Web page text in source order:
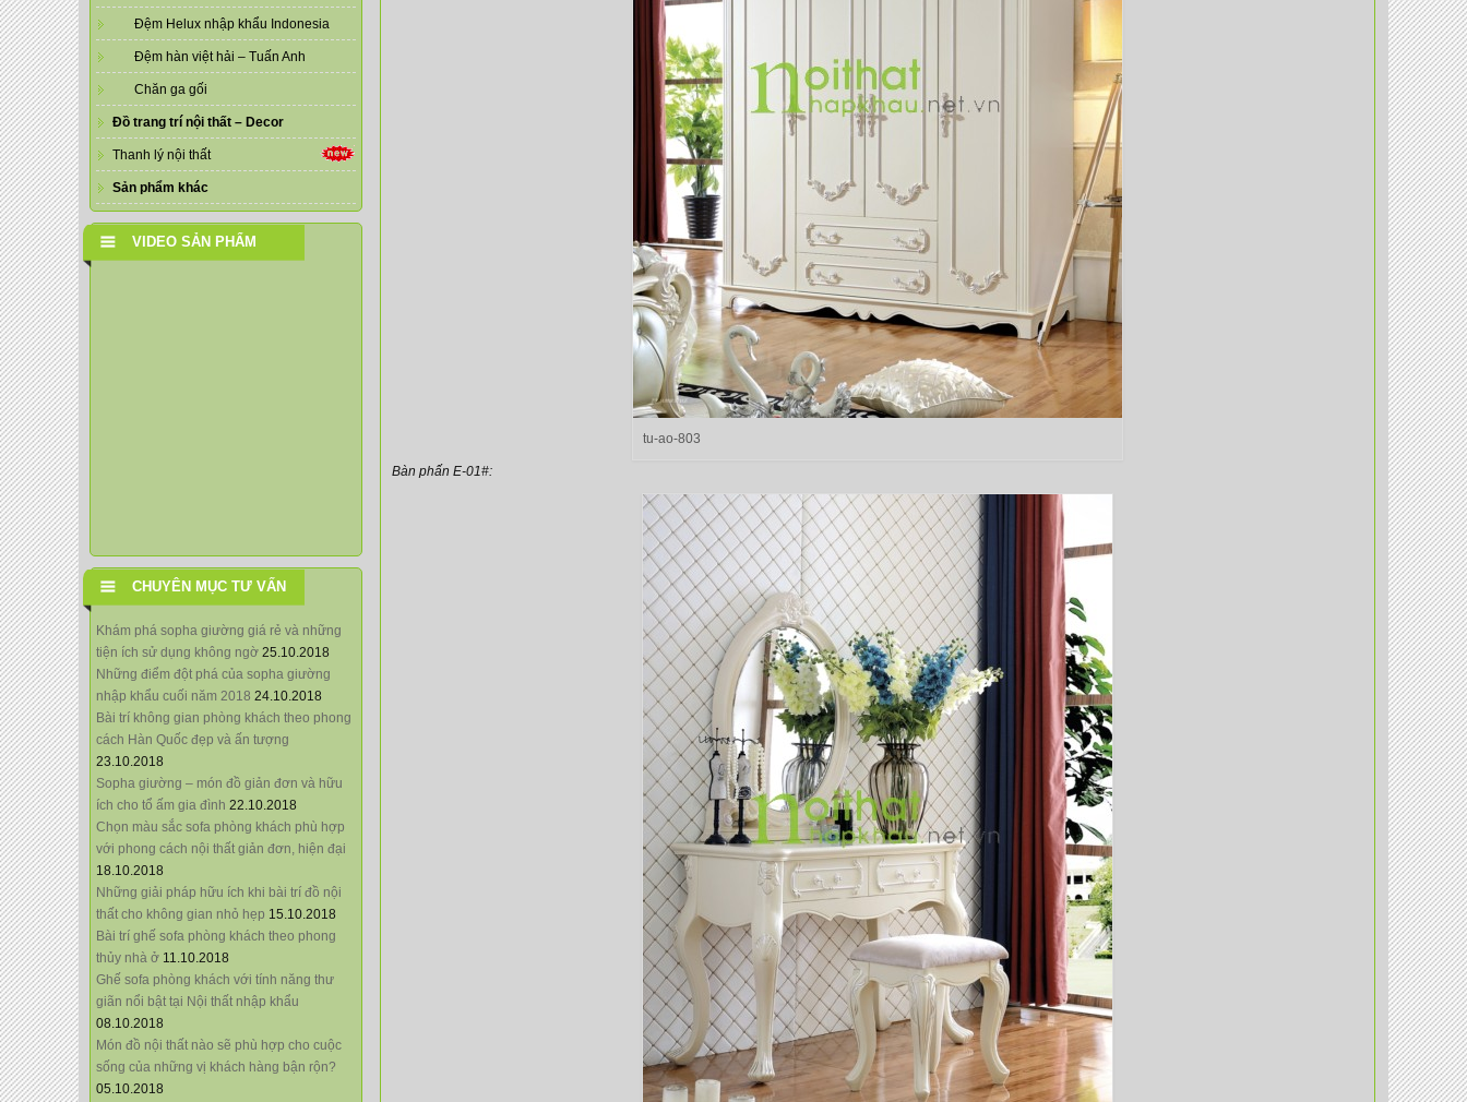
Đệm Helux nhập khẩu Indonesia
Đệm hàn việt hải – Tuấn Anh
Chăn ga gối
Đồ trang trí nội thất – Decor
Thanh lý nội thất
Sản phẩm khác
VIDEO SẢN PHẨM
CHUYÊN MỤC TƯ VẤN
Khám phá sopha giường giá rẻ và những
tiện ích sử dụng không ngờ 25.10.2018
Những điểm đột phá của sopha giường
nhập khẩu cuối năm 2018 24.10.2018
Bài trí không gian phòng khách theo phong
cách Hàn Quốc đẹp và ấn tượng
23.10.2018
Sopha giường – món đồ giản đơn và hữu
ích cho tổ ấm gia đình 22.10.2018
Chọn màu sắc sofa phòng khách phù hợp
với phong cách nội thất giản đơn, hiện đại
18.10.2018
Những giải pháp hữu ích khi bài trí đồ nội
thất cho không gian nhỏ hẹp 15.10.2018
Bài trí ghế sofa phòng khách theo phong
thủy nhà ở 11.10.2018
Ghế sofa phòng khách với tính năng thư
giãn nổi bật tại Nội thất nhập khẩu
08.10.2018
Món đồ nội thất nào sẽ phù hợp cho cuộc
sống của những vị khách hàng bận rộn?
05.10.2018
tu-ao-803
Bàn phấn E-01#: